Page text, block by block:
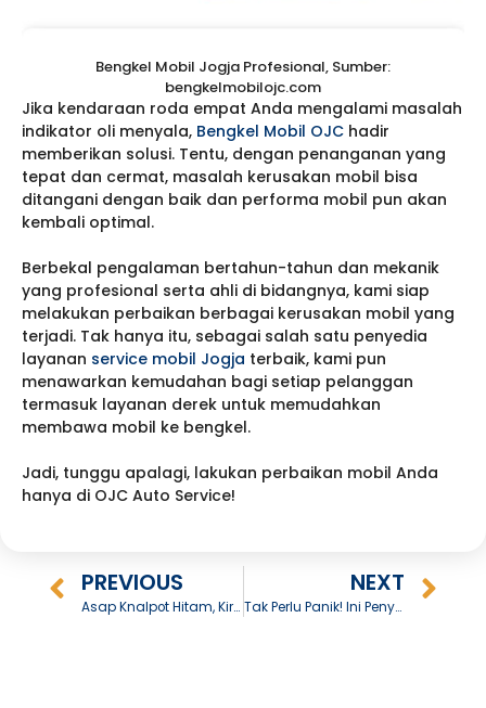
Bengkel Mobil Jogja Profesional, Sumber:
bengkelmobilojc.com
Jika kendaraan roda empat Anda mengalami masalah
indikator oli menyala, Bengkel Mobil OJC hadir
memberikan solusi. Tentu, dengan penanganan yang
tepat dan cermat, masalah kerusakan mobil bisa
ditangani dengan baik dan performa mobil pun akan
kembali optimal.
Berbekal pengalaman bertahun-tahun dan mekanik
yang profesional serta ahli di bidangnya, kami siap
melakukan perbaikan berbagai kerusakan mobil yang
terjadi. Tak hanya itu, sebagai salah satu penyedia
layanan service mobil Jogja terbaik, kami pun
menawarkan kemudahan bagi setiap pelanggan
termasuk layanan derek untuk memudahkan
membawa mobil ke bengkel.
Jadi, tunggu apalagi, lakukan perbaikan mobil Anda
hanya di OJC Auto Service!
PREVIOUS
Asap Knalpot Hitam, Kira-kira Apa Penyebabnya?
NEXT
Tak Perlu Panik! Ini Penyebab Mesin Mobil Brebet saat Digas dan Solusinya